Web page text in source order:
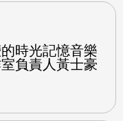
時光記憶音樂
負責人黃士豪